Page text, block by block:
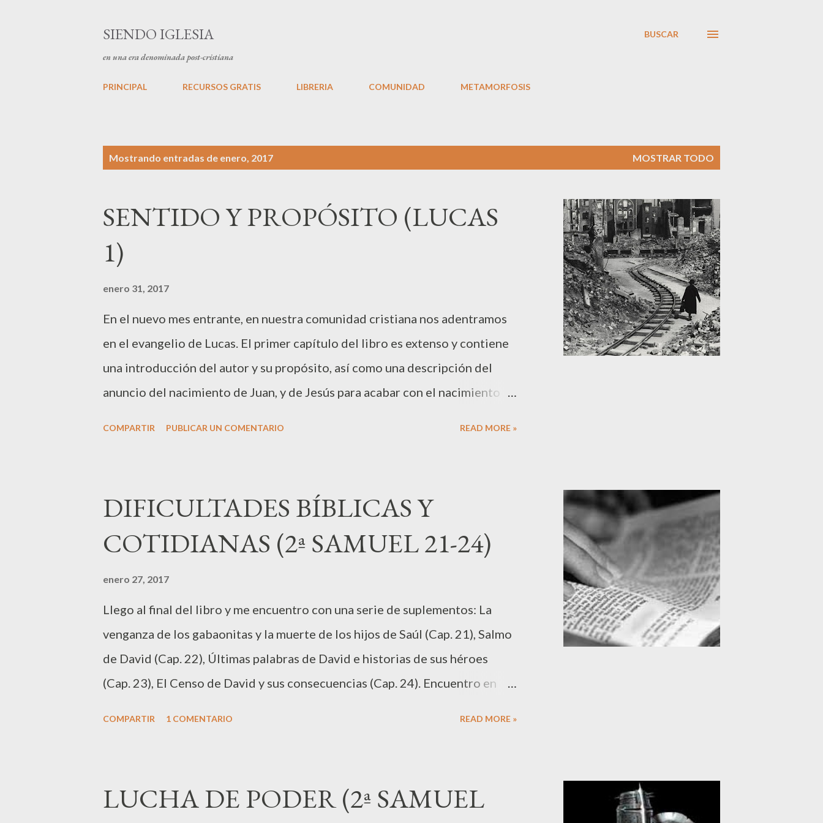
SIENDO IGLESIA
en una era denominada post-cristiana
BUSCAR
PRINCIPAL RECURSOS GRATIS LIBRERIA COMUNIDAD METAMORFOSIS
Mostrando entradas de enero, 2017 MOSTRAR TODO
SENTIDO Y PROPÓSITO (LUCAS
1)
enero 31, 2017
En el nuevo mes entrante, en nuestra comunidad cristiana nos adentramos
en el evangelio de Lucas. El primer capítulo del libro es extenso y contiene
una introducción del autor y su propósito, así como una descripción del
anuncio del nacimiento de Juan, y de Jesús para acabar con el nacimiento
anunciar a su pueblo la salvación mediante el perdón de los pecados. Y es
que la misericordia entrañable de nuestro Dios, nos trae de lo alto un nuevo
muerte, para guiar nuestros pasos por caminos de paz." (76-79) Si bien
estas palabras son clara referencia a Juan el Bautista, como señala F...
COMPARTIR PUBLICAR UN COMENTARIO READ MORE »
DIFICULTADES BÍBLICAS Y
COTIDIANAS (2ª SAMUEL 21-24)
enero 27, 2017
Llego al final del libro y me encuentro con una serie de suplementos: La
venganza de los gabaonitas y la muerte de los hijos de Saúl (Cap. 21), Salmo
de David (Cap. 22), Últimas palabras de David e historias de sus héroes
(Cap. 23), El Censo de David y sus consecuencias (Cap. 24). Encuentro en
de un telar." (21:19) Algunos eruditos hablan de un error de copia de los
COMPARTIR 1 COMENTARIO READ MORE »
LUCHA DE PODER (2ª SAMUEL